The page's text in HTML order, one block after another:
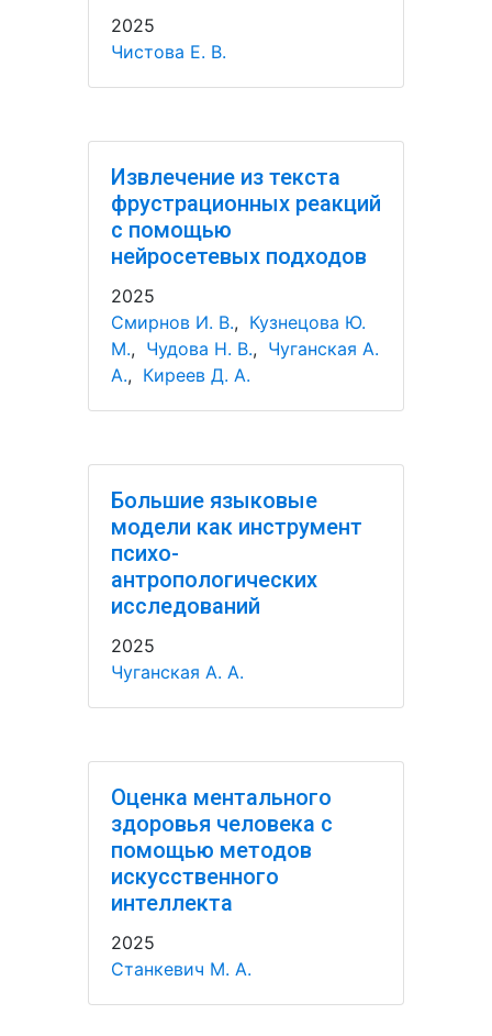
2025
Чистова Е. В.
Извлечение из текста
фрустрационных реакций
с помощью
нейросетевых подходов
2025
Смирнов И. В., Кузнецова Ю.
М., Чудова Н. В., Чуганская А.
А., Киреев Д. А.
Большие языковые
модели как инструмент
психо-
антропологических
исследований
2025
Чуганская А. А.
Оценка ментального
здоровья человека с
помощью методов
искусственного
интеллекта
2025
Станкевич М. А.